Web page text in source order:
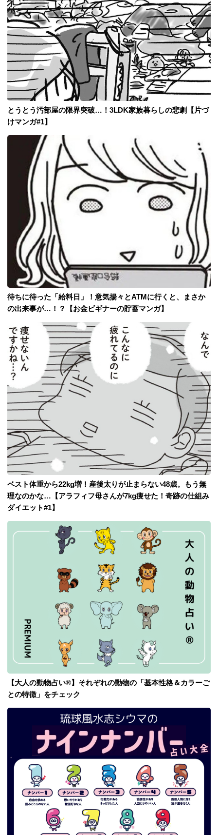
とうとう汚部屋の限界突破…！3LDK家族暮らしの悲劇【片づ
けマンガ#1】
待ちに待った「給料日」！意気揚々とATMに行くと、まさか
の出来事が…！？【お金ビギナーの貯蓄マンガ】
ベスト体重から22kg増！産後太りが止まらない48歳。もう無
理なのかな…【アラフィフ母さんが7kg痩せた！奇跡の仕組み
ダイエット#1】
【大人の動物占い®】それぞれの動物の「基本性格＆カラーご
との特徴」をチェック